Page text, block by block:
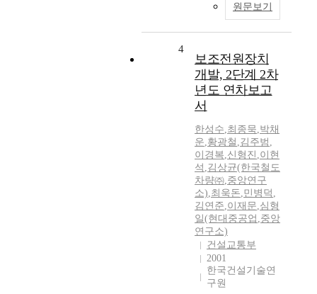
원문보기
4
보조전원장치
개발, 2단계 2차
년도 연차보고
서
한성수,최종묵,박채
운,황광철 ,김주범 ,
이경복,신형진 ,이현
석 ,김상균(한국철도
차량㈜,중앙연구
소),최욱돈,민병덕 ,
김연준,이재문,심형
일(현대중공업 ,중앙
연구소)
건설교통부
2001
한국건설기술연
구원